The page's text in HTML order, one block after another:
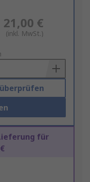
21,00 €
(inkl. MwSt.)
Lieferung für